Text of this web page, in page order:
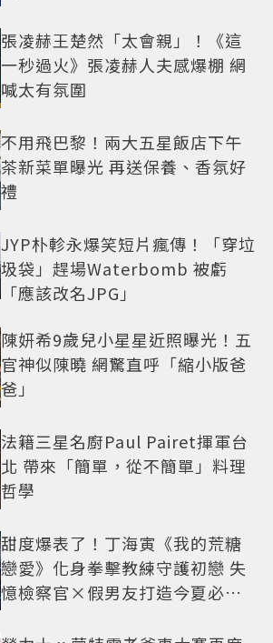
張凌赫王楚然「太會親」！《這
一秒過火》張凌赫人夫感爆棚 網
喊太有氛圍
不用飛巴黎！兩大五星飯店下午
茶新菜單曝光 再送保養、香氛好
禮
JYP朴軫永爆笑短片瘋傳！「穿垃
圾袋」趕場Waterbomb 被虧
「應該改名JPG」
陳妍希9歲兒小星星近照曝光！五
官神似陳曉 網驚直呼「縮小版爸
爸」
法籍三星名廚Paul Pairet揮軍台
北 帶來「簡單，從不簡單」料理
哲學
甜度爆表了！丁海寅《我的荒糖
戀愛》化身拳擊教練守護初戀 失
憶檢察官×假男友打造今夏必看